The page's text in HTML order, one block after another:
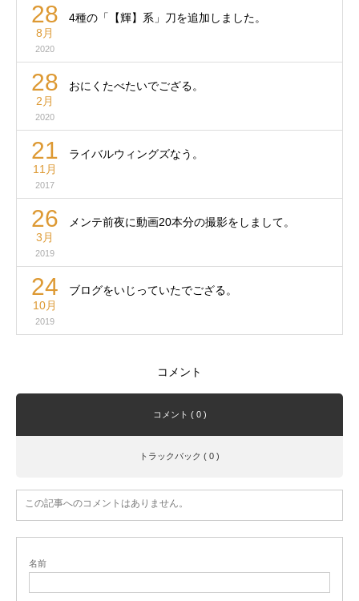
28
8月
2020
4種の「【輝】系」刀を追加しました。
28
2月
2020
おにくたべたいでござる。
21
11月
2017
ライバルウィングズなう。
26
3月
2019
メンテ前夜に動画20本分の撮影をしまして。
24
10月
2019
ブログをいじっていたでござる。
コメント
コメント ( 0 )
トラックバック ( 0 )
この記事へのコメントはありません。
名前